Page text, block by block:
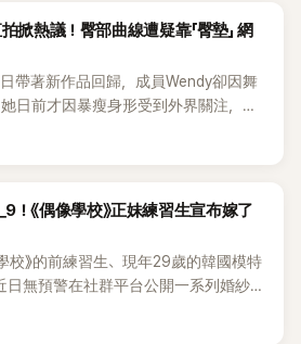
掀熱議！臀部曲線遭疑靠「臀墊」 網
帶著新作品回歸，成員Wendy卻因舞
日前才因暴瘦身形受到外界關注，又
，如今最新打歌舞台曝光後，再度因
《偶像學校》正妹練習生宣布嫁了
校》的前練習生、現年29歲的韓國模特
日無預警在社群平台公開一系列婚紗
姻，消息曝光後讓不少曾追看節目的